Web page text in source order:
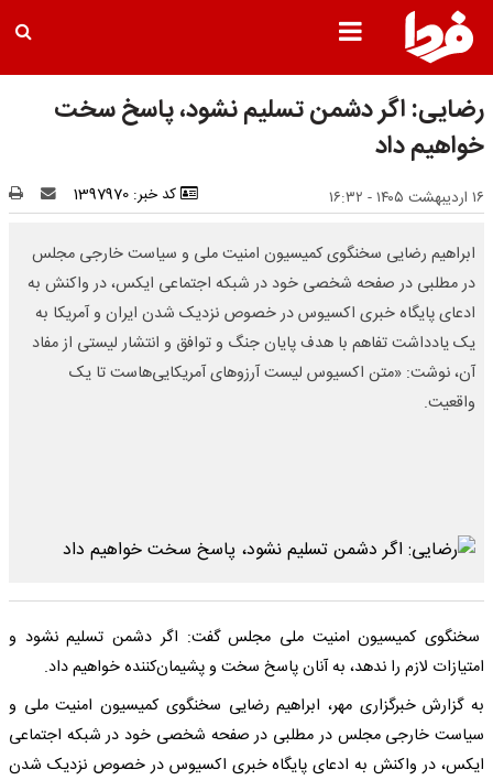
رضایی: اگر دشمن تسلیم نشود، پاسخ سخت
خواهیم داد
۱۶ اردیبهشت ۱۴۰۵ - ۱۶:۳۲ کد خبر: 1397970
ابراهیم رضایی سخنگوی کمیسیون امنیت ملی و سیاست خارجی مجلس
در مطلبی در صفحه شخصی خود در شبکه اجتماعی ایکس، در واکنش به
ادعای‌ پایگاه خبری اکسیوس در خصوص نزدیک شدن ایران و آمریکا به
یک یادداشت تفاهم با هدف پایان جنگ و توافق و انتشار لیستی از مفاد
آن، نوشت: «‌متن اکسیوس لیست آرزوهای آمریکایی‌هاست تا یک
واقعیت.
سخنگوی کمیسیون امنیت ملی مجلس گفت: اگر دشمن تسلیم نشود و
امتیازات لازم را ندهد، به آنان پاسخ سخت و پشیمان‌کننده خواهیم داد.
به گزارش خبرگزاری مهر، ابراهیم رضایی سخنگوی کمیسیون امنیت ملی و
سیاست خارجی مجلس در مطلبی در صفحه شخصی خود در شبکه اجتماعی
ایکس، در واکنش به ادعای‌ پایگاه خبری اکسیوس در خصوص نزدیک شدن